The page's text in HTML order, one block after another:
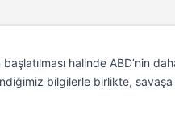
halinde ABD’nin
bilgilerle birlikte, savaşa